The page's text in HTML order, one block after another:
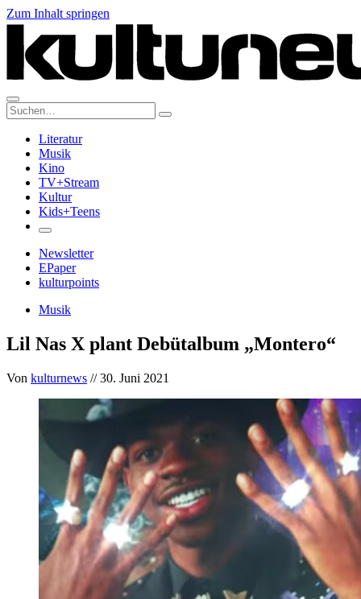
Zum Inhalt springen
Suche:
Literatur
Musik
Kino
TV+Stream
Kultur
Kids+Teens
Newsletter
EPaper
kulturpoints
Musik
Lil Nas X plant Debütalbum „Montero“
Von kulturnews // 30. Juni 2021